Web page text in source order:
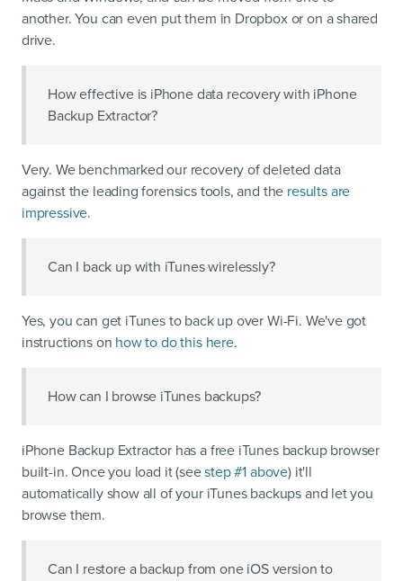
another. You can even put them in Dropbox or on a shared
drive.
How effective is iPhone data recovery with iPhone
Backup Extractor?
Very. We benchmarked our recovery of deleted data
against the leading forensics tools, and the results are
impressive.
Can I back up with iTunes wirelessly?
Yes, you can get iTunes to back up over Wi-Fi. We've got
instructions on how to do this here.
How can I browse iTunes backups?
iPhone Backup Extractor has a free iTunes backup browser
built-in. Once you load it (seestep #1 above) it'll
automatically show all of your iTunes backups and let you
browse them.
Can I restore a backup from one iOS version to